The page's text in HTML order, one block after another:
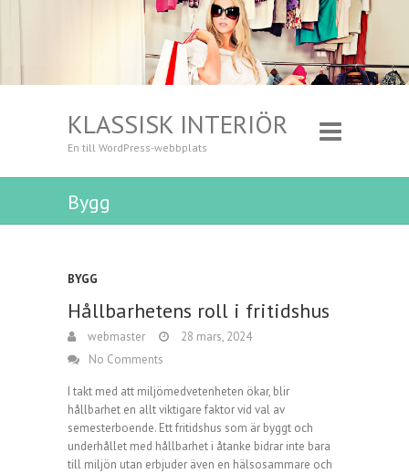
KLASSISK INTERIÖR
En till WordPress-webbplats
Bygg
BYGG
Hållbarhetens roll i fritidshus
webmaster
28 mars, 2024
No Comments
I takt med att miljömedvetenheten ökar, blir
hållbarhet en allt viktigare faktor vid val av
semesterboende. Ett fritidshus som är byggt och
underhållet med hållbarhet i åtanke bidrar inte bara
till miljön utan erbjuder även en hälsosammare och